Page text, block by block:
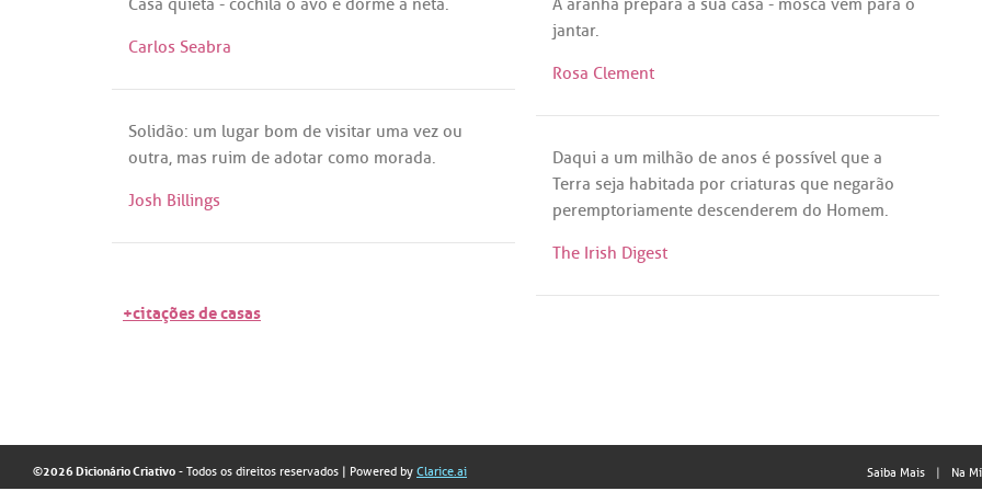
Carlos Seabra
jantar.
Rosa Clement
Solidão: um lugar bom de visitar uma vez ou
outra, mas ruim de adotar como morada.
Josh Billings
Daqui a um milhão de anos é possível que a
Terra seja habitada por criaturas que negarão
peremptoriamente descenderem do Homem.
The Irish Digest
+citações de casas
©2026 Dicionário Criativo - Todos os direitos reservados | Powered by Clarice.ai Saiba Mais Na